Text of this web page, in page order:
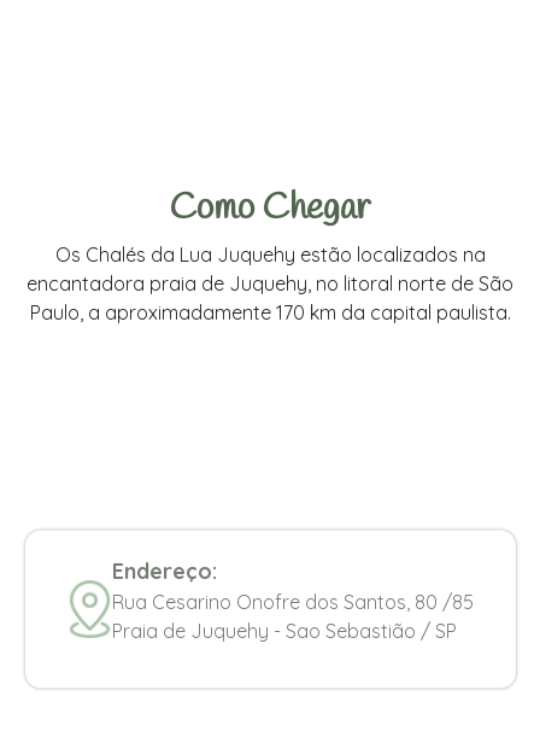
Como Chegar
Os Chalés da Lua Juquehy estão localizados na
encantadora praia de Juquehy, no litoral norte de São
Paulo, a aproximadamente 170 km da capital paulista.
Endereço:
Rua Cesarino Onofre dos Santos, 80 /85
Praia de Juquehy - Sao Sebastião / SP